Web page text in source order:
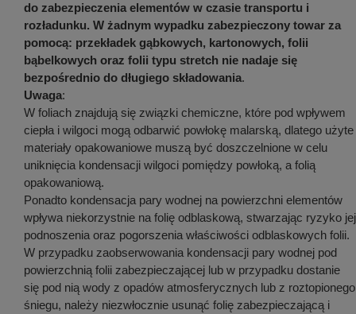
do zabezpieczenia elementów w czasie transportu i
rozładunku. W żadnym wypadku zabezpieczony towar za
pomocą: przekładek gąbkowych, kartonowych, folii
bąbelkowych oraz folii typu stretch nie nadaje się
bezpośrednio do długiego składowania.
Uwaga:
W foliach znajdują się związki chemiczne, które pod wpływem
ciepła i wilgoci mogą odbarwić powłokę malarską, dlatego użyte
materiały opakowaniowe muszą być doszczelnione w celu
uniknięcia kondensacji wilgoci pomiędzy powłoką, a folią
opakowaniową.
Ponadto kondensacja pary wodnej na powierzchni elementów
wpływa niekorzystnie na folię odblaskową, stwarzając ryzyko jej
podnoszenia oraz pogorszenia właściwości odblaskowych folii.
W przypadku zaobserwowania kondensacji pary wodnej pod
powierzchnią folii zabezpieczającej lub w przypadku dostanie
się pod nią wody z opadów atmosferycznych lub z roztopionego
śniegu, należy niezwłocznie usunąć folię zabezpieczającą i